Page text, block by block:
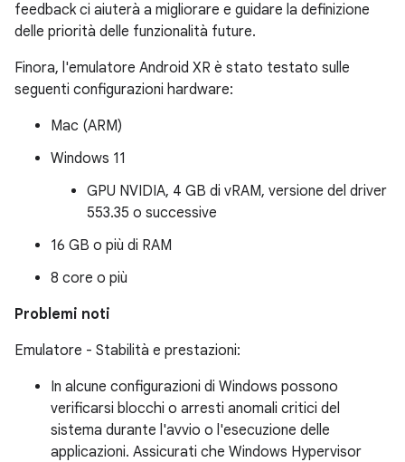
feedback ci aiuterà a migliorare e guidare la definizione
delle priorità delle funzionalità future.
Finora, l'emulatore Android XR è stato testato sulle
seguenti configurazioni hardware:
Mac (ARM)
Windows 11
GPU NVIDIA, 4 GB di vRAM, versione del driver
553.35 o successive
16 GB o più di RAM
8 core o più
Problemi noti
Emulatore - Stabilità e prestazioni:
In alcune configurazioni di Windows possono
verificarsi blocchi o arresti anomali critici del
sistema durante l'avvio o l'esecuzione delle
applicazioni. Assicurati che Windows Hypervisor